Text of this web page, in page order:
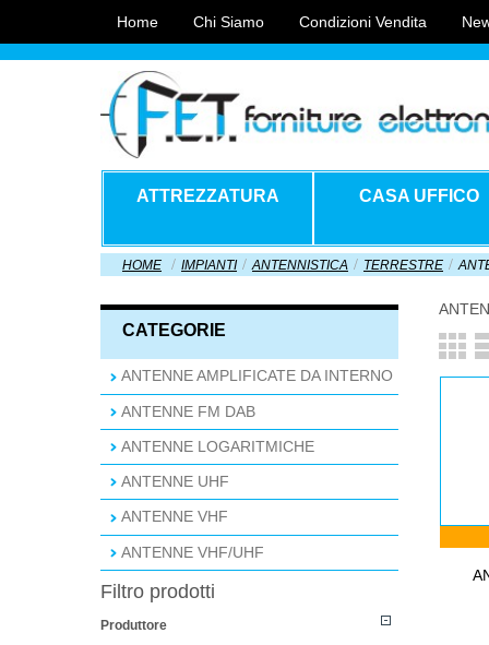
Home Chi Siamo Condizioni Vendita
ATTREZZATURA CASA UFFICO
HOME IMPIANTI ANTENNISTICA TERRESTRE
CATEGORIE
ANTENNE AMPLIFICATE DA INTERNO
ANTENNE FM DAB
ANTENNE LOGARITMICHE
ANTENNE UHF
ANTENNE VHF
ANTENNE VHF/UHF
Filtro prodotti
Produttore